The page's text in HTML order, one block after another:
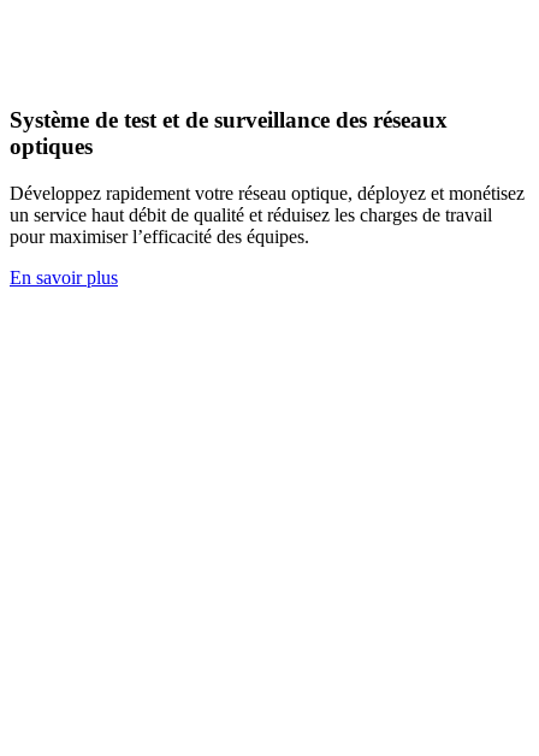
Système de test et de surveillance des réseaux
optiques
Développez rapidement votre réseau optique, déployez et monétisez
un service haut débit de qualité et réduisez les charges de travail
pour maximiser l’efficacité des équipes.
En savoir plus